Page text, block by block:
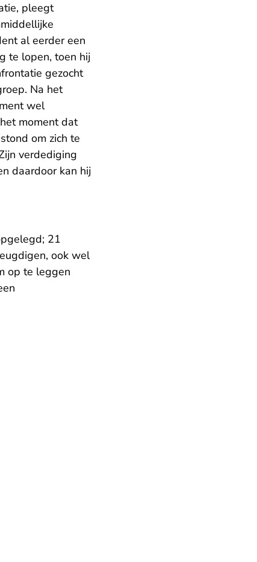
pleegt
al eerder een
te lopen, toen hij
gezocht
Na het
wel
moment dat
om zich te
verdediging
daardoor kan hij
21
ook wel
op te leggen